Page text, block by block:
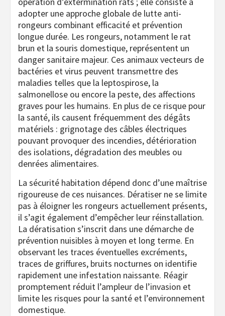
adopter une approche globale de lutte anti-
rongeurs combinant efficacité et prévention
longue durée. Les rongeurs, notamment le rat
brun et la souris domestique, représentent un
danger sanitaire majeur. Ces animaux vecteurs de
bactéries et virus peuvent transmettre des
maladies telles que la leptospirose, la
salmonellose ou encore la peste, des affections
graves pour les humains. En plus de ce risque pour
la santé, ils causent fréquemment des dégâts
matériels : grignotage des câbles électriques
pouvant provoquer des incendies, détérioration
des isolations, dégradation des meubles ou
denrées alimentaires.
La sécurité habitation dépend donc d’une maîtrise
rigoureuse de ces nuisances. Dératiser ne se limite
pas à éloigner les rongeurs actuellement présents,
il s’agit également d’empêcher leur réinstallation.
La dératisation s’inscrit dans une démarche de
prévention nuisibles à moyen et long terme. En
observant les traces éventuelles excréments,
traces de griffures, bruits nocturnes on identifie
rapidement une infestation naissante. Réagir
promptement réduit l’ampleur de l’invasion et
limite les risques pour la santé et l’environnement
domestique.